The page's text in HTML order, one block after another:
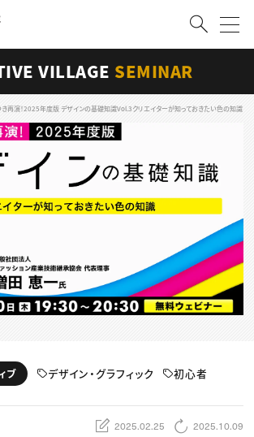
ン 会員登録
を探す
人検索
ス
！
作
ラム トップ
ー
VILLAGE SEMINAR
再演！2025年度版 デザインの基礎知識Vol.3クリエイターが知っておきたい色の知識
ブ デザイン・グラフィック 初心者
2025.02.25 2025.10.09